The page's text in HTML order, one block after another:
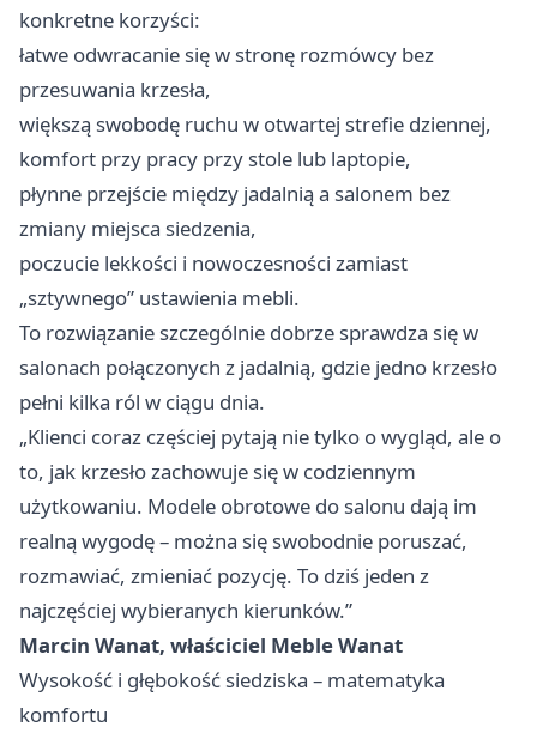
konkretne korzyści:
łatwe odwracanie się w stronę rozmówcy bez
przesuwania krzesła,
większą swobodę ruchu w otwartej strefie dziennej,
komfort przy pracy przy stole lub laptopie,
płynne przejście między jadalnią a salonem bez
zmiany miejsca siedzenia,
poczucie lekkości i nowoczesności zamiast
„sztywnego” ustawienia mebli.
To rozwiązanie szczególnie dobrze sprawdza się w
salonach połączonych z jadalnią, gdzie jedno krzesło
pełni kilka ról w ciągu dnia.
„Klienci coraz częściej pytają nie tylko o wygląd, ale o
to, jak krzesło zachowuje się w codziennym
użytkowaniu. Modele obrotowe do salonu dają im
realną wygodę – można się swobodnie poruszać,
rozmawiać, zmieniać pozycję. To dziś jeden z
najczęściej wybieranych kierunków.”
Marcin Wanat, właściciel Meble Wanat
Wysokość i głębokość siedziska – matematyka
komfortu